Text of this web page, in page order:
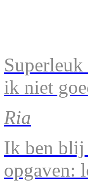
ik niet
Ria
Ik ben blij
opgaven: